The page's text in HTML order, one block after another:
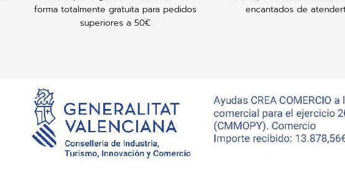
forma totalmente gratuita para pedidos
superiores a 50€
encantados de